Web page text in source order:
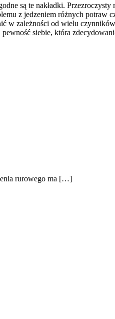
są te nakładki. Przezroczysty
z jedzeniem różnych potraw
w zależności od wielu
siebie, która
rurowego ma […]